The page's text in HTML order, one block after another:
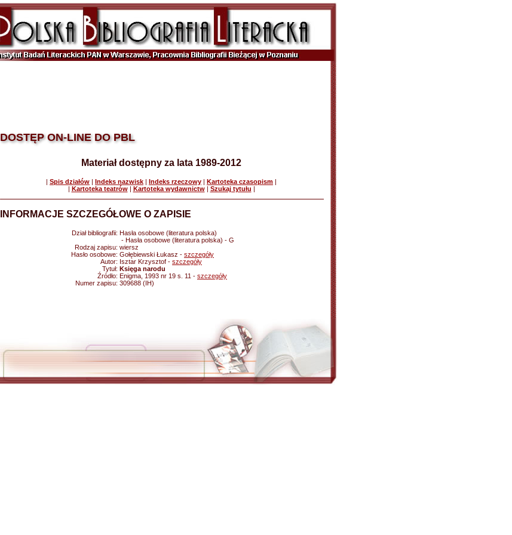
DOSTĘP ON-LINE DO PBL
Materiał dostępny za lata 1989-2012
| Spis działów | Indeks nazwisk | Indeks rzeczowy | Kartoteka czasopism |
| Kartoteka teatrów| Kartoteka wydawnictw| Szukaj tytułu |
INFORMACJE SZCZEGÓŁOWE O ZAPISIE
Dział bibliografii: Hasła osobowe (literatura polska)
- Hasła osobowe (literatura polska) - G
Rodzaj zapisu: wiersz
Hasło osobowe: Gołębiewski Łukasz - szczegóły
Autor: Isztar Krzysztof - szczegóły
Tytuł: Księga narodu
Źródło: Enigma, 1993 nr 19 s. 11 - szczegóły
Numer zapisu: 309688 (IH)